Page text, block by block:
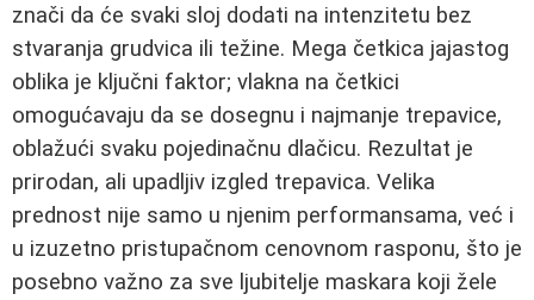
znači da će svaki sloj dodati na intenzitetu bez
stvaranja grudvica ili težine. Mega četkica jajastog
oblika je ključni faktor; vlakna na četkici
omogućavaju da se dosegnu i najmanje trepavice,
oblažući svaku pojedinačnu dlačicu. Rezultat je
prirodan, ali upadljiv izgled trepavica. Velika
prednost nije samo u njenim performansama, već i
u izuzetno pristupačnom cenovnom rasponu, što je
posebno važno za sve ljubitelje maskara koji žele